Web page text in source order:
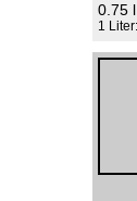
0.75
1